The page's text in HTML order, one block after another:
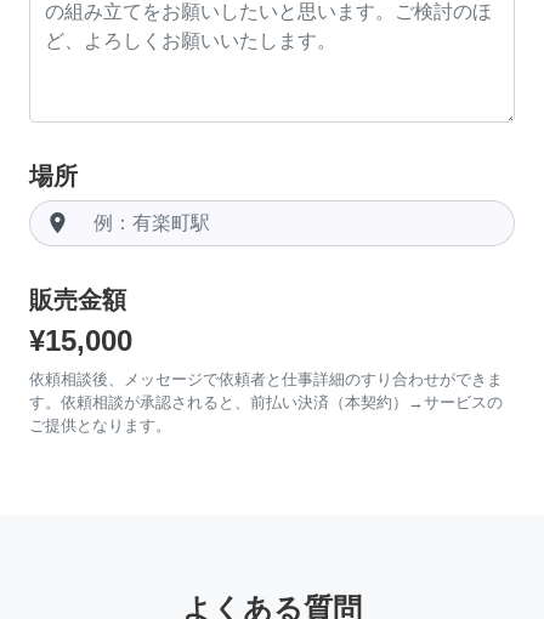
場所
room
販売金額
¥15,000
依頼相談後、メッセージで依頼者と仕事詳細のすり合わせができま
す。依頼相談が承認されると、前払い決済（本契約）→サービスの
ご提供となります。
よくある質問